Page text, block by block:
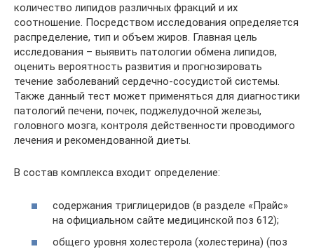
количество липидов различных фракций и их
соотношение. Посредством исследования определяется
распределение, тип и объем жиров. Главная цель
исследования – выявить патологии обмена липидов,
оценить вероятность развития и прогнозировать
течение заболеваний сердечно-сосудистой системы.
Также данный тест может применяться для диагностики
патологий печени, почек, поджелудочной железы,
головного мозга, контроля действенности проводимого
лечения и рекомендованной диеты.
В состав комплекса входит определение:
содержания триглицеридов (в разделе «Прайс»
на официальном сайте медицинской поз 612);
общего уровня холестерола (холестерина) (поз